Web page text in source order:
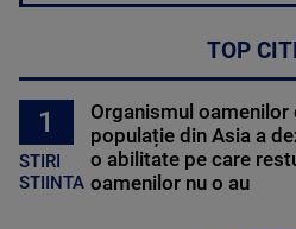
TOP
1
STIRI
STIINTA
Organismul oamenilor
populație din Asia a
o abilitate pe care
oamenilor nu o au